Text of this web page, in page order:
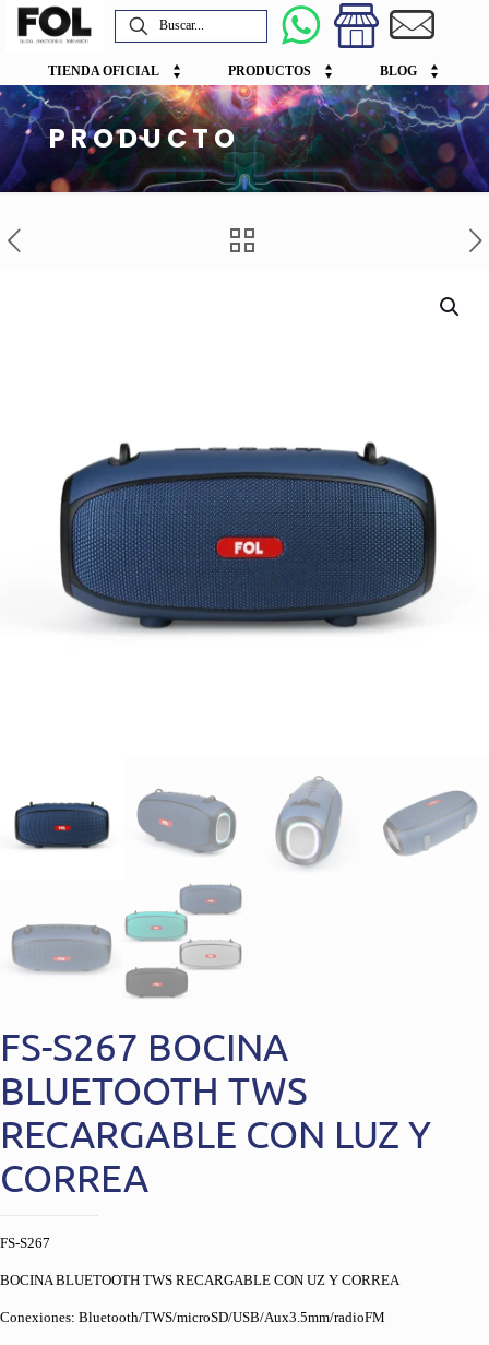
TIENDA OFICIAL PRODUCTOS BLOG
PRODUCTO
FS-S267 BOCINA
BLUETOOTH TWS
RECARGABLE CON LUZ Y
CORREA
FS-S267
BOCINA BLUETOOTH TWS RECARGABLE CON UZ Y CORREA
Conexiones: Bluetooth/TWS/microSD/USB/Aux3.5mm/radioFM